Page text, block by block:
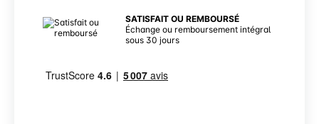
SATISFAIT OU REMBOURSÉ
Échange ou remboursement intégral
sous 30 jours